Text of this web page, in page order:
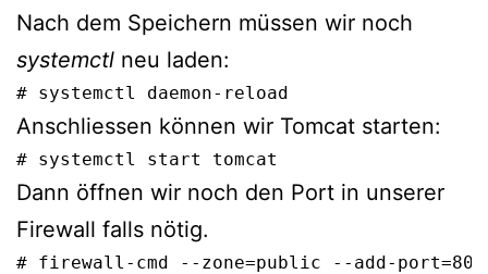
Nach dem Speichern müssen wir noch
systemctl neu laden:
# systemctl daemon-reload
Anschliessen können wir Tomcat starten:
# systemctl start tomcat
Dann öffnen wir noch den Port in unserer
Firewall falls nötig.
# firewall-cmd --zone=public --add-